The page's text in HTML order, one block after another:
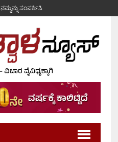
ನಮ್ಮನ್ನು ಸಂಪರ್ಕಿಸಿ